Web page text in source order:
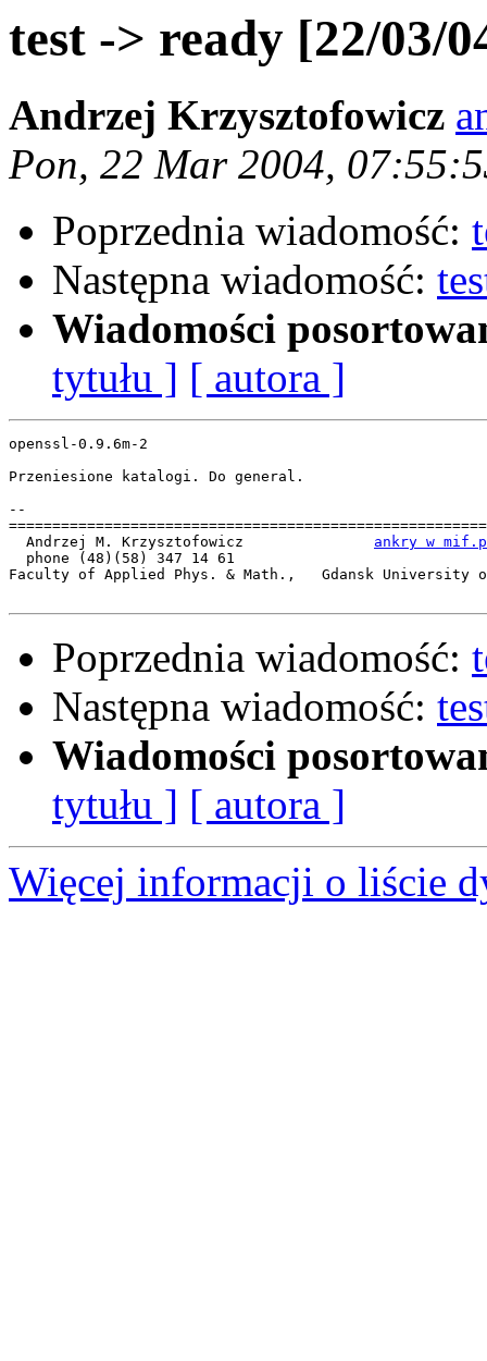
test -> ready [22/03/
Andrzej Krzysztofowicz
Pon, 22 Mar 2004,
Poprzednia wiadomość:
Następna wiadomość:
Wiadomości
tytułu ] [ autora ]
openssl-0.9.6m-2
Przeniesione katalogi. Do general.
--
  Andrzej M. Krzysztofowicz
ankry w
  phone (48)(58) 347 14 61
Faculty of Applied Phys. & Math.,   Gdansk University
Poprzednia wiadomość:
Następna wiadomość:
Wiadomości
tytułu ] [ autora ]
Więcej informacji o liście